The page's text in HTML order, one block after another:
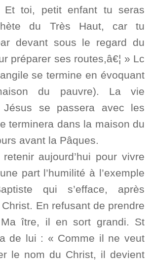
Et toi, petit enfant tu seras
du Très Haut, car tu
devant sous le regard du
préparer ses routes,â€¦ » Lc
se termine en évoquant
du pauvre). La vie
Jésus se passera avec les
terminera dans la maison du
avant la Pâques.
aujourd’hui pour vivre
part l’humilité à l’exemple
qui s’efface, après
Christ. En refusant de prendre
ître, il en sort grandi. St
de lui : « Comme il ne veut
le nom du Christ, il devient